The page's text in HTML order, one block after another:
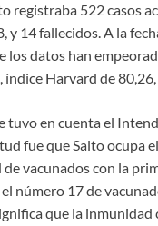
registraba 522 casos
y 14 fallecidos. A la
los datos han
índice Harvard de
tuvo en cuenta el
fue que Salto ocupa
de vacunados con la
número 17 de
que la inmunidad